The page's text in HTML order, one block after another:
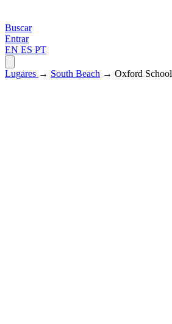
Buscar
Entrar
EN ES PT
Lugares → South Beach → Oxford School